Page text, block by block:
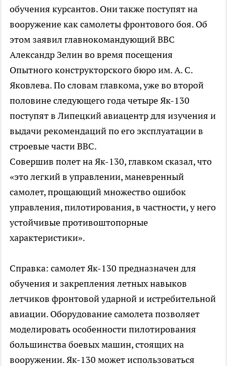
обучения курсантов. Они также поступят на
вооружение как самолеты фронтового боя. Об
этом заявил главнокомандующий ВВС
Александр Зелин во время посещения
Опытного конструкторского бюро им. А. С.
Яковлева. По словам главкома, уже во второй
половине следующего года четыре Як-130
поступят в Липецкий авиацентр для изучения и
выдачи рекомендаций по его эксплуатации в
строевые части ВВС.
Совершив полет на Як-130, главком сказал, что
«это легкий в управлении, маневренный
самолет, прощающий множество ошибок
управления, пилотирования, в частности, у него
устойчивые противоштопорные
характеристики».
Справка: самолет Як-130 предназначен для
обучения и закрепления летных навыков
летчиков фронтовой ударной и истребительной
авиации. Оборудование самолета позволяет
моделировать особенности пилотирования
большинства боевых машин, стоящих на
вооружении. Як-130 может использоваться